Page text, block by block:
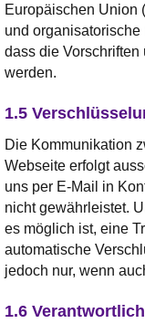
Europäischen Union
und
dass die
werden.
1.5
Die Kommunikation
Webseite erfolgt
uns per E-Mail in
nicht gewährleistet.
es möglich ist, eine
automatische
jedoch nur, wenn
1.6